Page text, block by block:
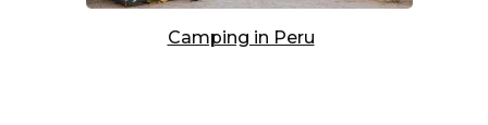
Camping in Peru